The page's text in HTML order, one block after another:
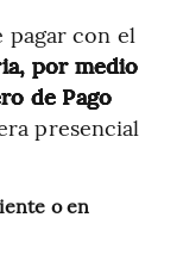
pagar con el
por medio
de Pago
presencial
o en